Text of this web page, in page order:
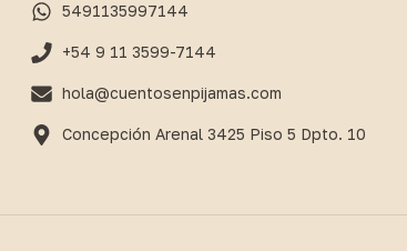
5491135997144
+54 9 11 3599-7144
hola@cuentosenpijamas.com
Concepción Arenal 3425 Piso 5 Dpto. 10